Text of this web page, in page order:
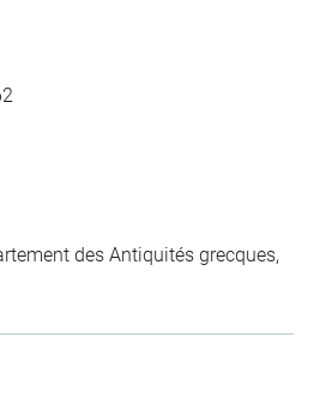
des Antiquités grecques,